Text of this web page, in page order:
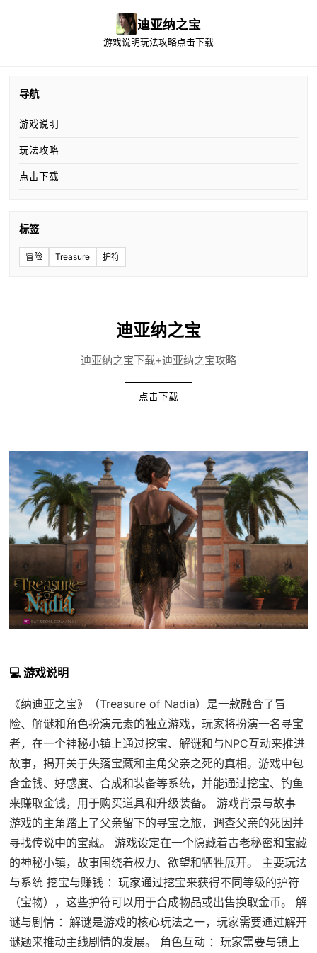
迪亚纳之宝
游戏说明玩法攻略点击下载
导航
游戏说明
玩法攻略
点击下载
标签
冒险 Treasure 护符
迪亚纳之宝
迪亚纳之宝下载+迪亚纳之宝攻略
点击下载
💻 游戏说明
《纳迪亚之宝》（Treasure of Nadia）是一款融合了冒
险、解谜和角色扮演元素的独立游戏，玩家将扮演一名寻宝
者，在一个神秘小镇上通过挖宝、解谜和与NPC互动来推进
故事，揭开关于失落宝藏和主角父亲之死的真相。游戏中包
含金钱、好感度、合成和装备等系统，并能通过挖宝、钓鱼
来赚取金钱，用于购买道具和升级装备。 游戏背景与故事
游戏的主角踏上了父亲留下的寻宝之旅，调查父亲的死因并
寻找传说中的宝藏。 游戏设定在一个隐藏着古老秘密和宝藏
的神秘小镇，故事围绕着权力、欲望和牺牲展开。 主要玩法
与系统 挖宝与赚钱 ：玩家通过挖宝来获得不同等级的护符
（宝物），这些护符可以用于合成物品或出售换取金币。 解
谜与剧情 ：解谜是游戏的核心玩法之一，玩家需要通过解开
谜题来推动主线剧情的发展。 角色互动 ：玩家需要与镇上